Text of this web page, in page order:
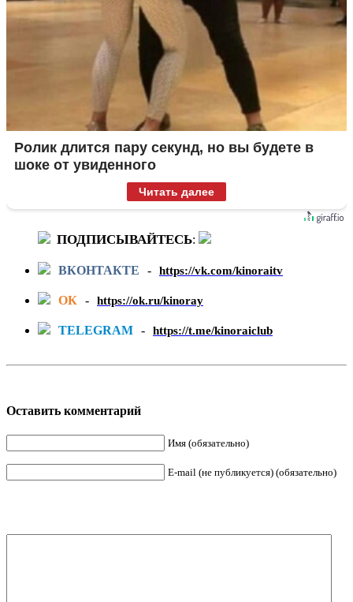
Ролик длится пару секунд, но вы будете в
шоке от увиденного
Читать далее
ПОДПИСЫВАЙТЕСЬ:
ВКОНТАКТЕ - https://vk.com/kinoraitv
ОК - https://ok.ru/kinoray
TELEGRAM - https://t.me/kinoraiclub
Оставить комментарий
Имя (обязательно)
E-mail (не публикуется) (обязательно)